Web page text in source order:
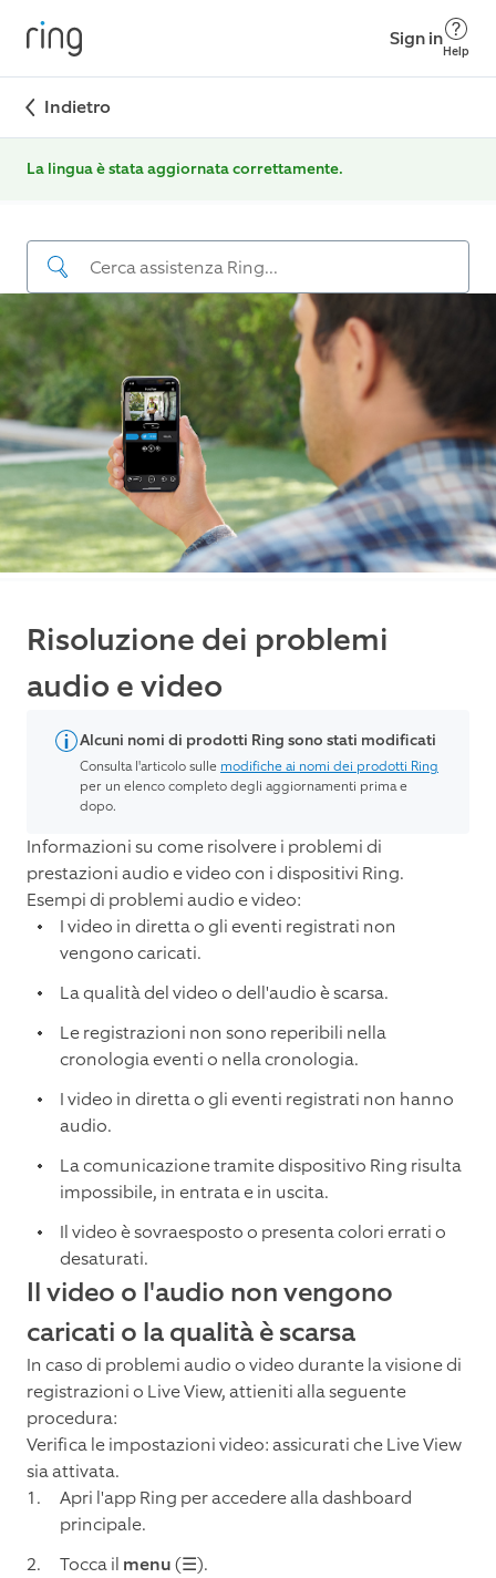
Sign in
Help
Indietro
La lingua è stata aggiornata correttamente.
Risoluzione dei problemi
audio e video
Alcuni nomi di prodotti Ring sono stati modificati
Consulta l'articolo sulle modifiche ai nomi dei prodotti Ring
per un elenco completo degli aggiornamenti prima e
dopo.
Informazioni su come risolvere i problemi di
prestazioni audio e video con i dispositivi Ring.
Esempi di problemi audio e video:
I video in diretta o gli eventi registrati non
vengono caricati.
La qualità del video o dell'audio è scarsa.
Le registrazioni non sono reperibili nella
cronologia eventi o nella cronologia.
I video in diretta o gli eventi registrati non hanno
audio.
La comunicazione tramite dispositivo Ring risulta
impossibile, in entrata e in uscita.
Il video è sovraesposto o presenta colori errati o
desaturati.
Il video o l'audio non vengono
caricati o la qualità è scarsa
In caso di problemi audio o video durante la visione di
registrazioni o Live View, attieniti alla seguente
procedura:
Verifica le impostazioni video: assicurati che Live View
sia attivata.
Apri l'app Ring per accedere alla dashboard
principale.
Tocca il menu(☰).